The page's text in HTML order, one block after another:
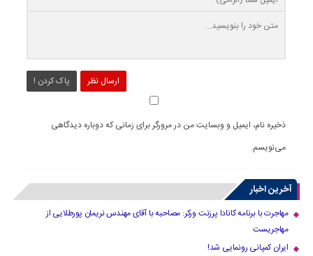
ارسال نظر پاک کردن !
ذخیره نام، ایمیل و وبسایت من در مرورگر برای زمانی که دوباره دیدگاهی
می‌نویسم.
آخرین اخبار
مهاجرت با برنامه کانادا پرزنت ورکر: مصاحبه با آقای مهندس نریمان پورطلایی از
مهاجریست
ایران کمپانی رونمایی شد!